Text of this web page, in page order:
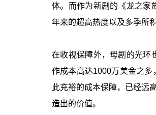
体。而作为新剧的《龙之家
年来的超高热度以及多季所
在收视保障外，母剧的光环
作成本高达1000万美金之
此充裕的成本保障，已经远
造出的价值。